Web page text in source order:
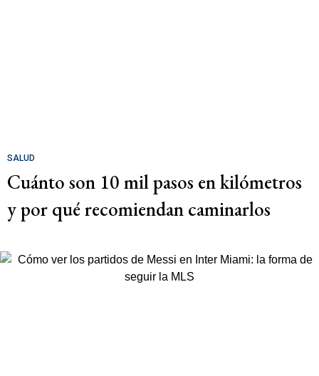
SALUD
Cuánto son 10 mil pasos en kilómetros
y por qué recomiendan caminarlos